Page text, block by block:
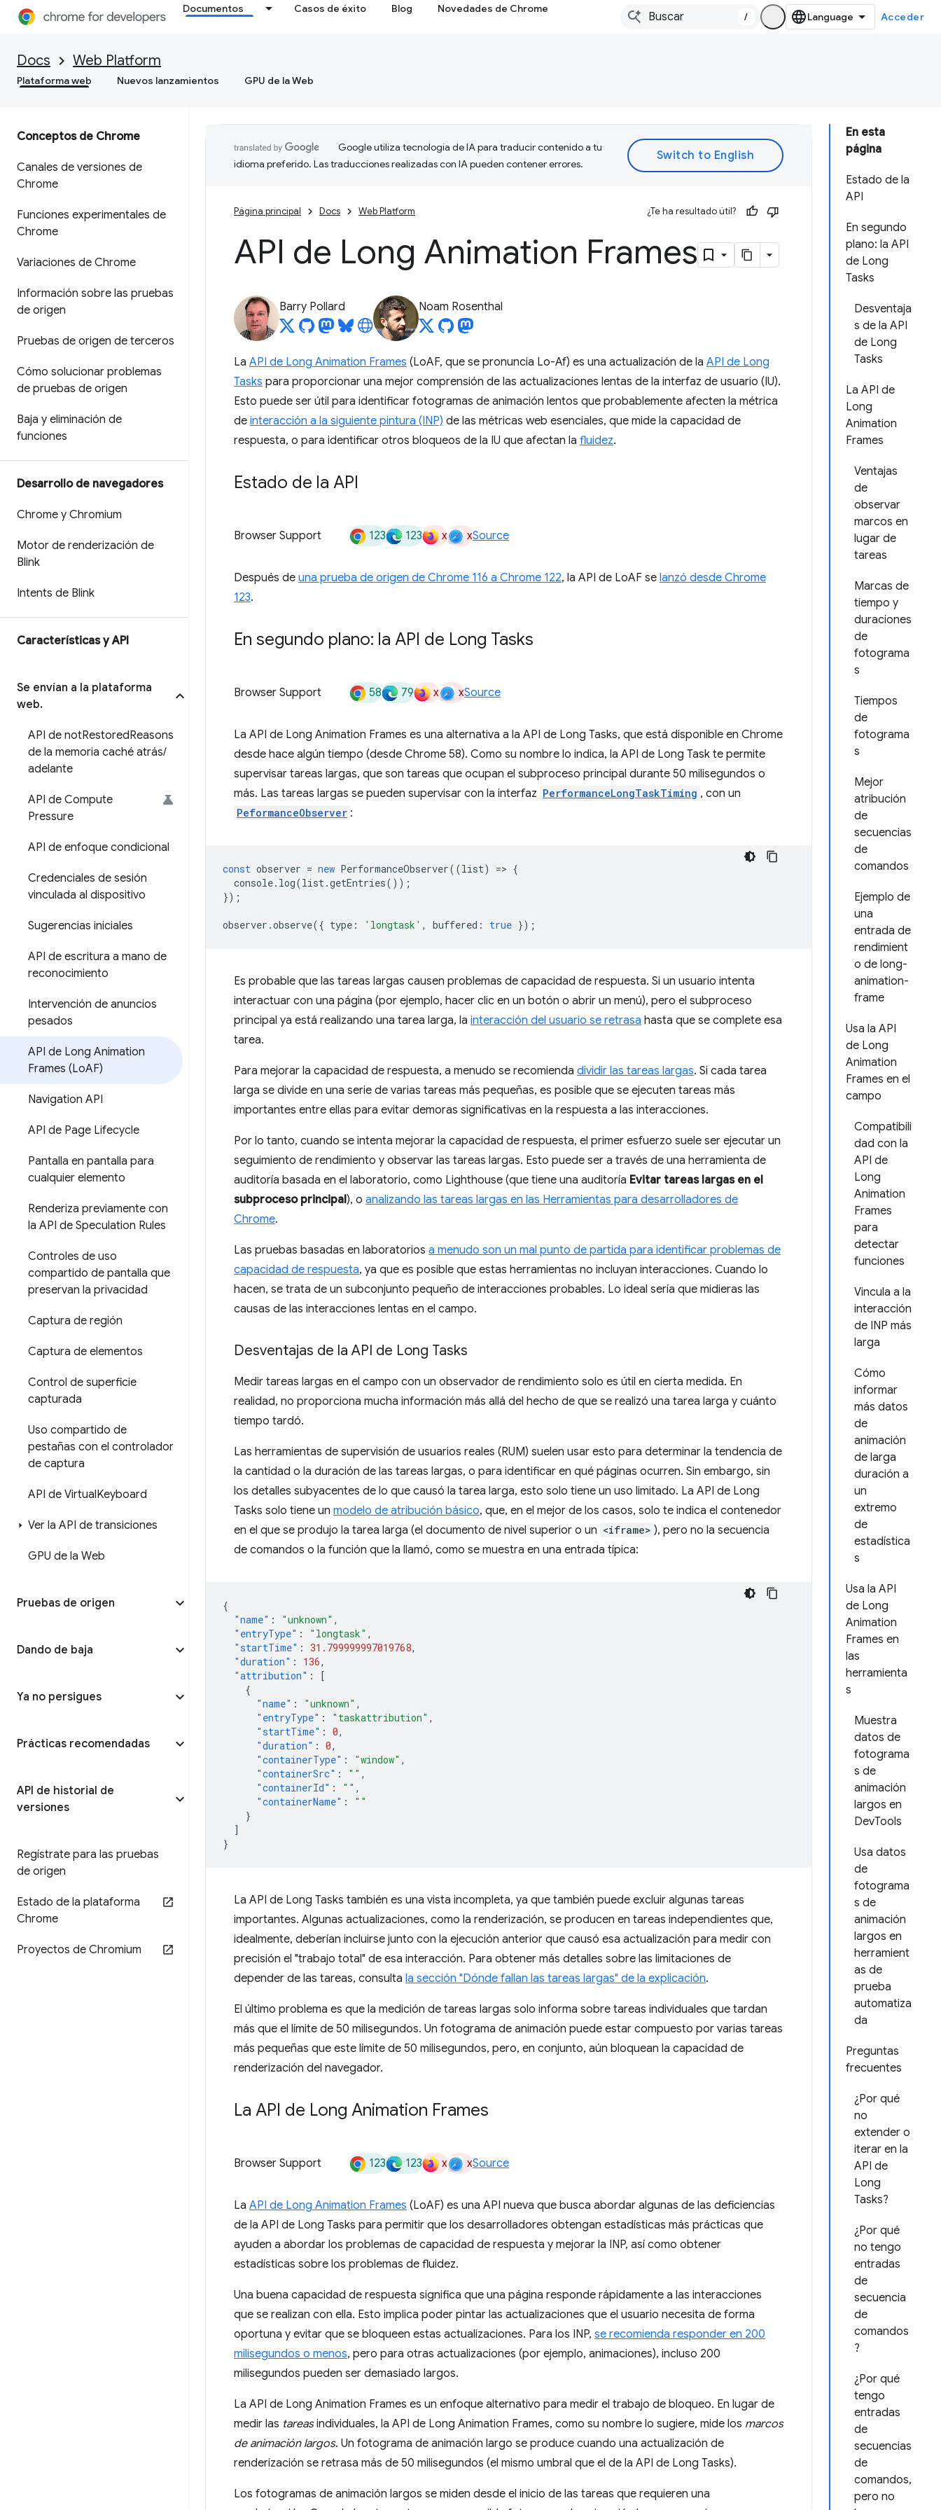
Documentos Casos de éxito Blog Novedades de Chrome
/ Acceder
Docs Web Platform
Plataforma web Nuevos lanzamientos GPU de la Web
Conceptos de Chrome
Canales de versiones de
Chrome
Funciones experimentales de
Chrome
Variaciones de Chrome
Información sobre las pruebas
de origen
Pruebas de origen de terceros
Cómo solucionar problemas
de pruebas de origen
Baja y eliminación de
funciones
Desarrollo de navegadores
Chrome y Chromium
Motor de renderización de
Blink
Intents de Blink
Características y API
Se envían a la plataforma
web.
API de notRestoredReasons
de la memoria caché atrás/
adelante
API de Compute
Pressure
API de enfoque condicional
Credenciales de sesión
vinculada al dispositivo
Sugerencias iniciales
API de escritura a mano de
reconocimiento
Intervención de anuncios
pesados
API de Long Animation
Frames (LoAF)
Navigation API
API de Page Lifecycle
Pantalla en pantalla para
cualquier elemento
Renderiza previamente con
la API de Speculation Rules
Controles de uso
compartido de pantalla que
preservan la privacidad
Captura de región
Captura de elementos
Control de superficie
capturada
Uso compartido de
pestañas con el controlador
de captura
API de VirtualKeyboard
Ver la API de transiciones
GPU de la Web
Pruebas de origen
Dando de baja
Ya no persigues
Prácticas recomendadas
API de historial de
versiones
Regístrate para las pruebas
de origen
Estado de la plataforma
Chrome
Proyectos de Chromium
En esta
página
Estado de la
API
En segundo
plano: la API
de Long
Tasks
Desventaja
s de la API
de Long
Tasks
La API de
Long
Animation
Frames
Ventajas
de
observar
marcos en
lugar de
tareas
Marcas de
tiempo y
duraciones
de
fotograma
s
Tiempos
de
fotograma
s
Mejor
atribución
de
secuencias
de
comandos
Ejemplo de
una
entrada de
rendimient
o de long-
animation-
frame
Usa la API
de Long
Animation
Frames en el
campo
Compatibili
dad con la
API de
Long
Animation
Frames
para
detectar
funciones
Vincula a la
interacción
de INP más
larga
Cómo
informar
más datos
de
animación
de larga
duración a
un
extremo
de
estadística
s
Usa la API
de Long
Animation
Frames en
las
herramienta
s
Muestra
datos de
fotograma
s de
animación
largos en
DevTools
Usa datos
de
fotograma
s de
animación
largos en
herramient
as de
prueba
automatiza
da
Preguntas
frecuentes
¿Por qué
no
extender o
iterar en la
API de
Long
Tasks?
¿Por qué
no tengo
entradas
de
secuencia
de
comandos
?
¿Por qué
tengo
entradas
de
secuencias
de
comandos,
pero no
Google utiliza tecnología de IA para traducir contenido a tu
idioma preferido. Las traducciones realizadas con IA pueden contener errores.
Página principal Docs Web Platform ¿Te ha resultado útil?
API de Long Animation Frames
Barry Pollard Noam Rosenthal
La API de Long Animation Frames (LoAF, que se pronuncia Lo-Af) es una actualización de la API de Long
Tasks para proporcionar una mejor comprensión de las actualizaciones lentas de la interfaz de usuario (IU).
Esto puede ser útil para identificar fotogramas de animación lentos que probablemente afecten la métrica
de interacción a la siguiente pintura (INP) de las métricas web esenciales, que mide la capacidad de
respuesta, o para identificar otros bloqueos de la IU que afectan la fluidez.
Estado de la API
Browser Support 123 123 x xSource
Después de una prueba de origen de Chrome 116 a Chrome 122, la API de LoAF se lanzó desde Chrome
123.
En segundo plano: la API de Long Tasks
Browser Support 58 79 x xSource
La API de Long Animation Frames es una alternativa a la API de Long Tasks, que está disponible en Chrome
desde hace algún tiempo (desde Chrome 58). Como su nombre lo indica, la API de Long Task te permite
supervisar tareas largas, que son tareas que ocupan el subproceso principal durante 50 milisegundos o
más. Las tareas largas se pueden supervisar con la interfaz PerformanceLongTaskTiming , con un
PeformanceObserver :
const observer = new PerformanceObserver((list) => {
console. log(list.getEntries());
});
observer .observe({ type : 'longtask' , buffered : true });
Es probable que las tareas largas causen problemas de capacidad de respuesta. Si un usuario intenta
interactuar con una página (por ejemplo, hacer clic en un botón o abrir un menú), pero el subproceso
principal ya está realizando una tarea larga, la interacción del usuario se retrasa hasta que se complete esa
tarea.
Para mejorar la capacidad de respuesta, a menudo se recomienda dividir las tareas largas. Si cada tarea
larga se divide en una serie de varias tareas más pequeñas, es posible que se ejecuten tareas más
importantes entre ellas para evitar demoras significativas en la respuesta a las interacciones.
Por lo tanto, cuando se intenta mejorar la capacidad de respuesta, el primer esfuerzo suele ser ejecutar un
seguimiento de rendimiento y observar las tareas largas. Esto puede ser a través de una herramienta de
auditoría basada en el laboratorio, como Lighthouse (que tiene una auditoría Evitar tareas largas en el
subproceso principal), o analizando las tareas largas en las Herramientas para desarrolladores de
Chrome.
Las pruebas basadas en laboratorios a menudo son un mal punto de partida para identificar problemas de
capacidad de respuesta, ya que es posible que estas herramientas no incluyan interacciones. Cuando lo
hacen, se trata de un subconjunto pequeño de interacciones probables. Lo ideal sería que midieras las
causas de las interacciones lentas en el campo.
Desventajas de la API de Long Tasks
Medir tareas largas en el campo con un observador de rendimiento solo es útil en cierta medida. En
realidad, no proporciona mucha información más allá del hecho de que se realizó una tarea larga y cuánto
tiempo tardó.
Las herramientas de supervisión de usuarios reales (RUM) suelen usar esto para determinar la tendencia de
la cantidad o la duración de las tareas largas, o para identificar en qué páginas ocurren. Sin embargo, sin
los detalles subyacentes de lo que causó la tarea larga, esto solo tiene un uso limitado. La API de Long
Tasks solo tiene un modelo de atribución básico, que, en el mejor de los casos, solo te indica el contenedor
en el que se produjo la tarea larga (el documento de nivel superior o un <iframe> ), pero no la secuencia
de comandos o la función que la llamó, como se muestra en una entrada típica:
{
"name" : "unknown" ,
"entryType" : "longtask" ,
"startTime" : 31.799999997019768,
"duration" : 136,
"attribution" :
[
{
"name" : "unknown" ,
"entryType" : "taskattribution" ,
"startTime" : 0,
"duration" : 0,
"containerType" : "window" ,
"containerSrc" : "" ,
"containerId" : "" ,
"containerName" :
""
}
]
}
La API de Long Tasks también es una vista incompleta, ya que también puede excluir algunas tareas
importantes. Algunas actualizaciones, como la renderización, se producen en tareas independientes que,
idealmente, deberían incluirse junto con la ejecución anterior que causó esa actualización para medir con
precisión el "trabajo total" de esa interacción. Para obtener más detalles sobre las limitaciones de
depender de las tareas, consulta la sección "Dónde fallan las tareas largas" de la explicación.
El último problema es que la medición de tareas largas solo informa sobre tareas individuales que tardan
más que el límite de 50 milisegundos. Un fotograma de animación puede estar compuesto por varias tareas
más pequeñas que este límite de 50 milisegundos, pero, en conjunto, aún bloquean la capacidad de
renderización del navegador.
La API de Long Animation Frames
Browser Support 123 123 x xSource
La API de Long Animation Frames (LoAF) es una API nueva que busca abordar algunas de las deficiencias
de la API de Long Tasks para permitir que los desarrolladores obtengan estadísticas más prácticas que
ayuden a abordar los problemas de capacidad de respuesta y mejorar la INP, así como obtener
estadísticas sobre los problemas de fluidez.
Una buena capacidad de respuesta significa que una página responde rápidamente a las interacciones
que se realizan con ella. Esto implica poder pintar las actualizaciones que el usuario necesita de forma
oportuna y evitar que se bloqueen estas actualizaciones. Para los INP, se recomienda responder en 200
milisegundos o menos, pero para otras actualizaciones (por ejemplo, animaciones), incluso 200
milisegundos pueden ser demasiado largos.
La API de Long Animation Frames es un enfoque alternativo para medir el trabajo de bloqueo. En lugar de
medir las tareasindividuales, la API de Long Animation Frames, como su nombre lo sugiere, mide los marcos
de animación largos. Un fotograma de animación largo se produce cuando una actualización de
renderización se retrasa más de 50 milisegundos (el mismo umbral que el de la API de Long Tasks).
Los fotogramas de animación largos se miden desde el inicio de las tareas que requieren una